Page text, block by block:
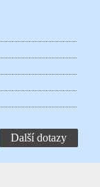
Další dotazy